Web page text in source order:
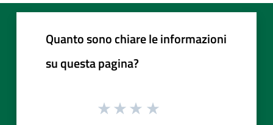
Quanto sono chiare le informazioni
su questa pagina?